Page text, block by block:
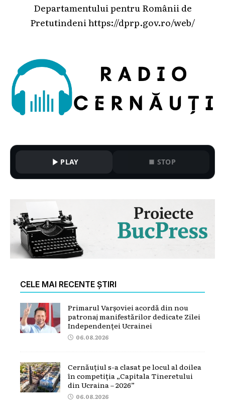
Departamentului pentru Românii de
Pretutindenihttps://dprp.gov.ro/web/
PLAY STOP
CELE MAI RECENTE ȘTIRI
Primarul Varșoviei acordă din nou
patronaj manifestărilor dedicate Zilei
Independenței Ucrainei
06.08.2026
Cernăuțiul s-a clasat pe locul al doilea
în competiția „Capitala Tineretului
din Ucraina – 2026”
06.08.2026